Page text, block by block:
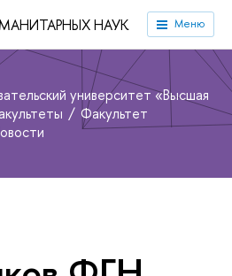
НАУК Меню
университет «Высшая
Факультет